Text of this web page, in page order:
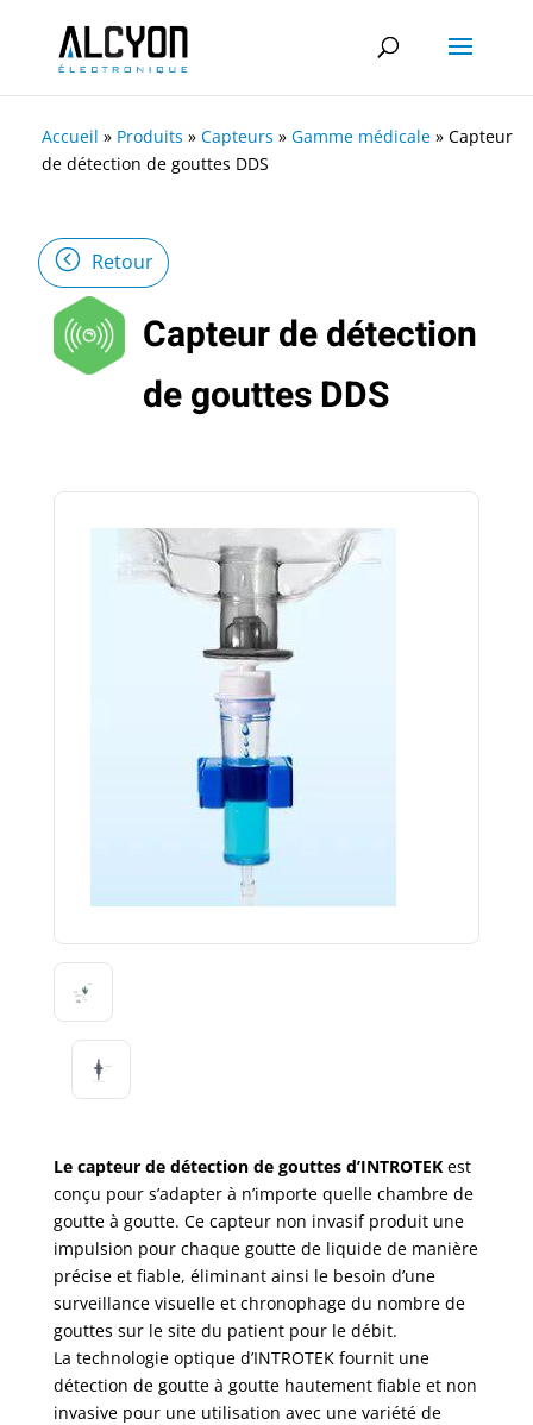
Accueil » Produits » Capteurs » Gamme médicale » Capteur
de détection de gouttes DDS
Retour
Capteur de détection
de gouttes DDS
Le capteur de détection de gouttes d’INTROTEKest
conçu pour s’adapter à n’importe quelle chambre de
goutte à goutte. Ce capteur non invasif produit une
impulsion pour chaque goutte de liquide de manière
précise et fiable, éliminant ainsi le besoin d’une
surveillance visuelle et chronophage du nombre de
gouttes sur le site du patient pour le débit.
La technologie optique d’INTROTEK fournit une
détection de goutte à goutte hautement fiable et non
invasive pour une utilisation avec une variété de